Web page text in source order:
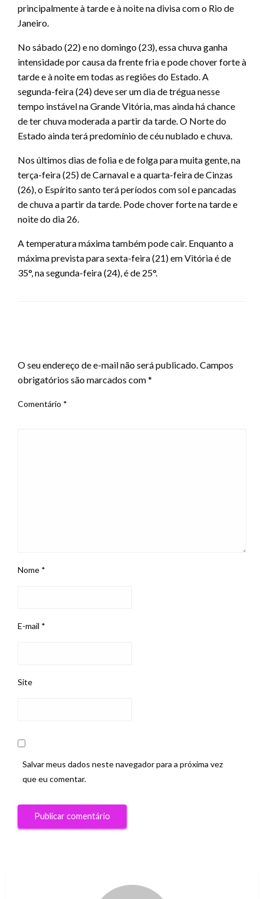
principalmente à tarde e à noite na divisa com o Rio de
Janeiro.
No sábado (22) e no domingo (23), essa chuva ganha
intensidade por causa da frente fria e pode chover forte à
tarde e à noite em todas as regiões do Estado. A
segunda-feira (24) deve ser um dia de trégua nesse
tempo instável na Grande Vitória, mas ainda há chance
de ter chuva moderada a partir da tarde. O Norte do
Estado ainda terá predomínio de céu nublado e chuva.
Nos últimos dias de folia e de folga para muita gente, na
terça-feira (25) de Carnaval e a quarta-feira de Cinzas
(26), o Espírito santo terá períodos com sol e pancadas
de chuva a partir da tarde. Pode chover forte na tarde e
noite do dia 26.
A temperatura máxima também pode cair. Enquanto a
máxima prevista para sexta-feira (21) em Vitória é de
35°, na segunda-feira (24), é de 25°.
O seu endereço de e-mail não será publicado.Campos
obrigatórios são marcados com*
Comentário *
Nome *
E-mail *
Site
Salvar meus dados neste navegador para a próxima vez
que eu comentar.